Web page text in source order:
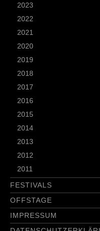
2023
2022
2021
2020
2019
2018
2017
2016
2015
2014
2013
2012
2011
FESTIVALS
OFFSTAGE
IMPRESSUM